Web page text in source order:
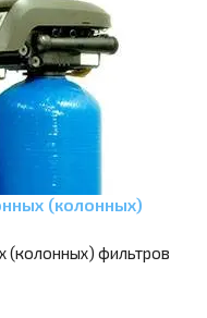
(колонных)
(колонных) фильтров